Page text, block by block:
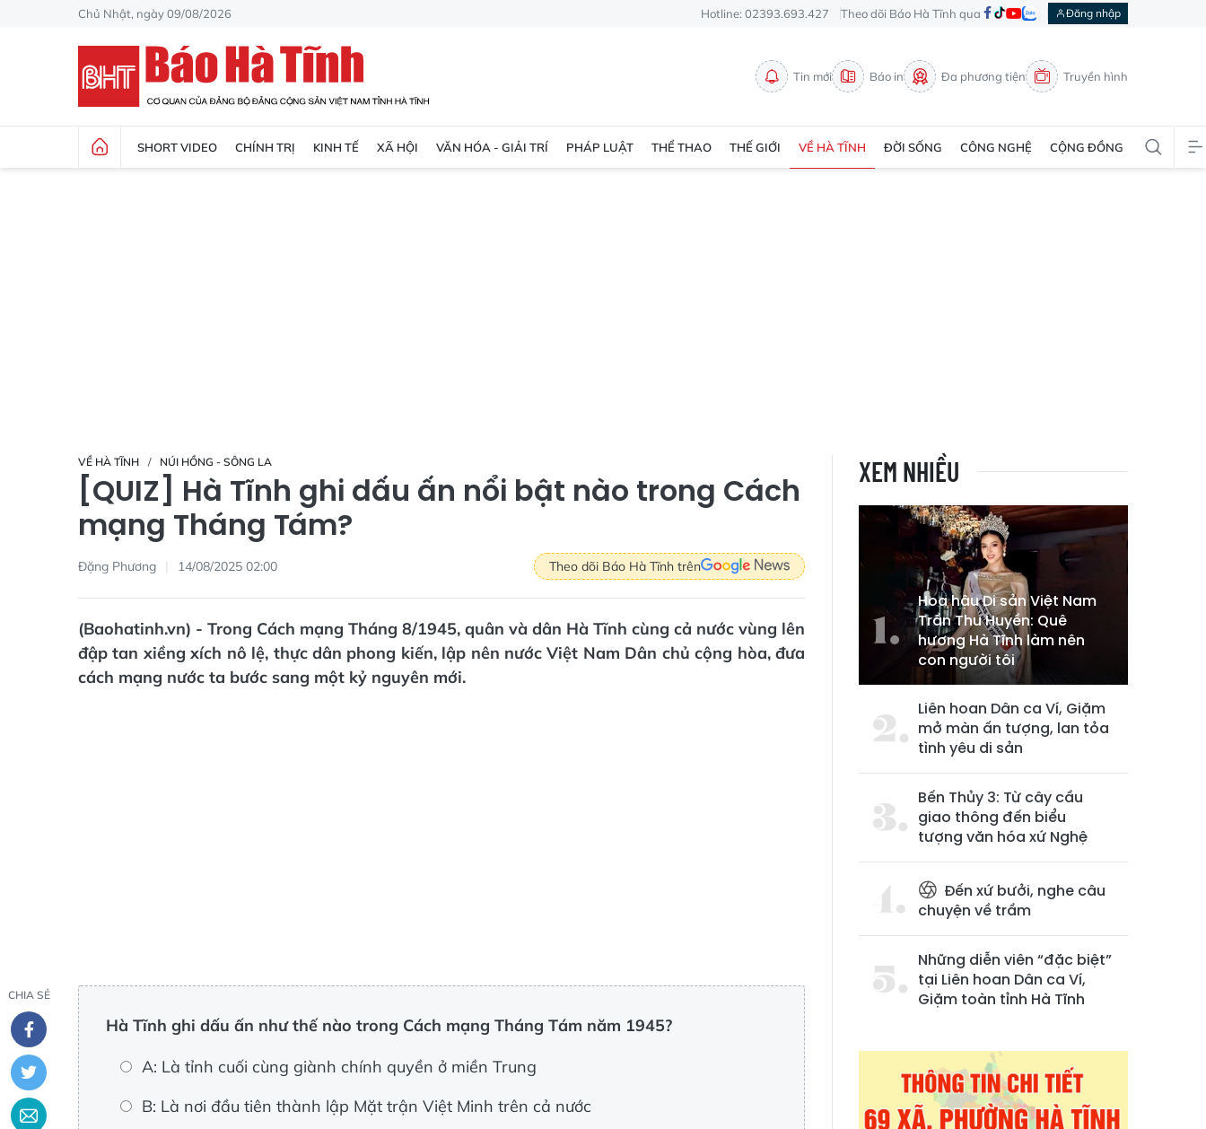
Chủ Nhật, ngày 09/08/2026 Hotline: 02393.693.427 Theo dõi Báo Hà Tĩnh qua Đăng nhập
Tin mới Báo in Đa phương tiện Truyền hình
SHORT VIDEO CHÍNH TRỊ KINH TẾ XÃ HỘI VĂN HÓA - GIẢI TRÍ PHÁP LUẬT THỂ THAO THẾ GIỚI VỀ HÀ TĨNH ĐỜI SỐNG CÔNG NGHỆ CỘNG ĐỒNG
VỀ HÀ TĨNH NÚI HỒNG - SÔNG LA
[QUIZ] Hà Tĩnh ghi dấu ấn nổi bật nào trong Cách
mạng Tháng Tám?
Đặng Phương 14/08/2025 02:00 Theo dõi Báo Hà Tĩnh trên
(Baohatinh.vn) - Trong Cách mạng Tháng 8/1945, quân và dân Hà Tĩnh cùng cả nước vùng lên
đập tan xiềng xích nô lệ, thực dân phong kiến, lập nên nước Việt Nam Dân chủ cộng hòa, đưa
cách mạng nước ta bước sang một kỷ nguyên mới.
CHIA SẺ
Hà Tĩnh ghi dấu ấn như thế nào trong Cách mạng Tháng Tám năm 1945?
A: Là tỉnh cuối cùng giành chính quyền ở miền Trung
B: Là nơi đầu tiên thành lập Mặt trận Việt Minh trên cả nước
XEM NHIỀU
Hoa hậu Di sản Việt Nam
Trần Thu Huyền: Quê
hương Hà Tĩnh làm nên
con người tôi
Liên hoan Dân ca Ví, Giặm
mở màn ấn tượng, lan tỏa
tình yêu di sản
Bến Thủy 3: Từ cây cầu
giao thông đến biểu
tượng văn hóa xứ Nghệ
Đến xứ bưởi, nghe câu
chuyện về trầm
Những diễn viên “đặc biệt”
tại Liên hoan Dân ca Ví,
Giặm toàn tỉnh Hà Tĩnh